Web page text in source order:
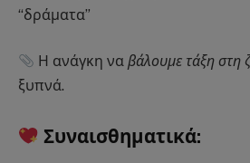
“δράματα”
Η ανάγκη ναβάλουμε τάξη στη
ξυπνά.
Συναισθηματικά: